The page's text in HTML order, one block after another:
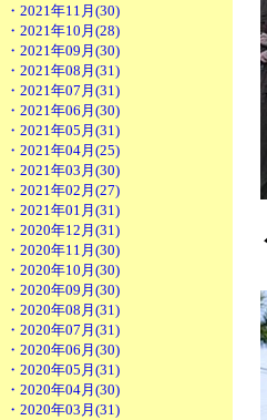
・2021年11月(30)
・2021年10月(28)
・2021年09月(30)
・2021年08月(31)
・2021年07月(31)
・2021年06月(30)
・2021年05月(31)
・2021年04月(25)
・2021年03月(30)
・2021年02月(27)
・2021年01月(31)
・2020年12月(31)
・2020年11月(30)
・2020年10月(30)
・2020年09月(30)
・2020年08月(31)
・2020年07月(31)
・2020年06月(30)
・2020年05月(31)
・2020年04月(30)
・2020年03月(31)